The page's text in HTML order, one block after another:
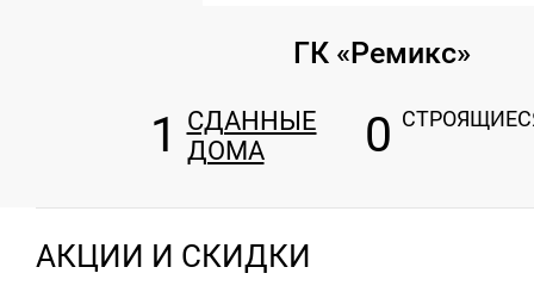
ГК «Ремикс»
1
СДАННЫЕ
ДОМА
0
АКЦИИ И СКИДКИ